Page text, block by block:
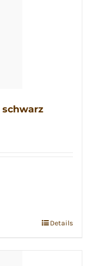
schwarz
Details